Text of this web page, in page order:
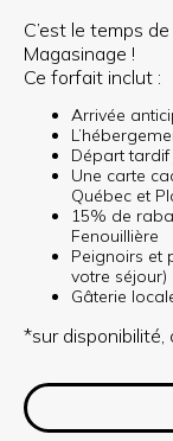
C’est le temps
Magasinage !
Ce forfait inclut :
Arrivée
Départ tardif
Une carte
Québec et
15% de
Fenouillière
Peignoirs et
votre séjour)
Gâterie
*sur disponibilité,